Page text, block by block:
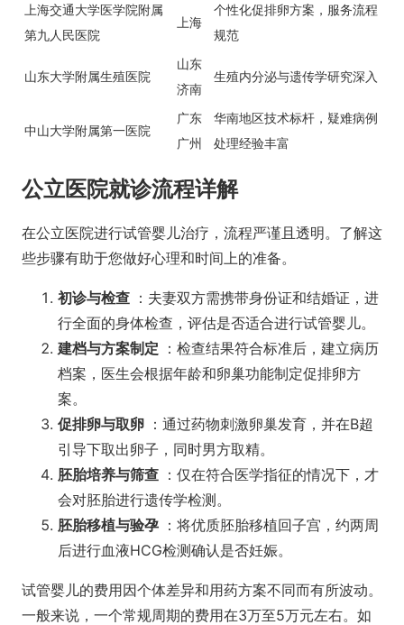
上海交通大学医学院附属
第九人民医院
上海
个性化促排卵方案，服务流程
规范
山东大学附属生殖医院
山东
济南
生殖内分泌与遗传学研究深入
中山大学附属第一医院
广东
广州
华南地区技术标杆，疑难病例
处理经验丰富
公立医院就诊流程详解
在公立医院进行试管婴儿治疗，流程严谨且透明。了解这
些步骤有助于您做好心理和时间上的准备。
初诊与检查 ：夫妻双方需携带身份证和结婚证，进
行全面的身体检查，评估是否适合进行试管婴儿。
建档与方案制定 ：检查结果符合标准后，建立病历
档案，医生会根据年龄和卵巢功能制定促排卵方
案。
促排卵与取卵 ：通过药物刺激卵巢发育，并在B超
引导下取出卵子，同时男方取精。
胚胎培养与筛查 ：仅在符合医学指征的情况下，才
会对胚胎进行遗传学检测。
胚胎移植与验孕 ：将优质胚胎移植回子宫，约两周
后进行血液HCG检测确认是否妊娠。
试管婴儿的费用因个体差异和用药方案不同而有所波动。
一般来说，一个常规周期的费用在3万至5万元左右。如